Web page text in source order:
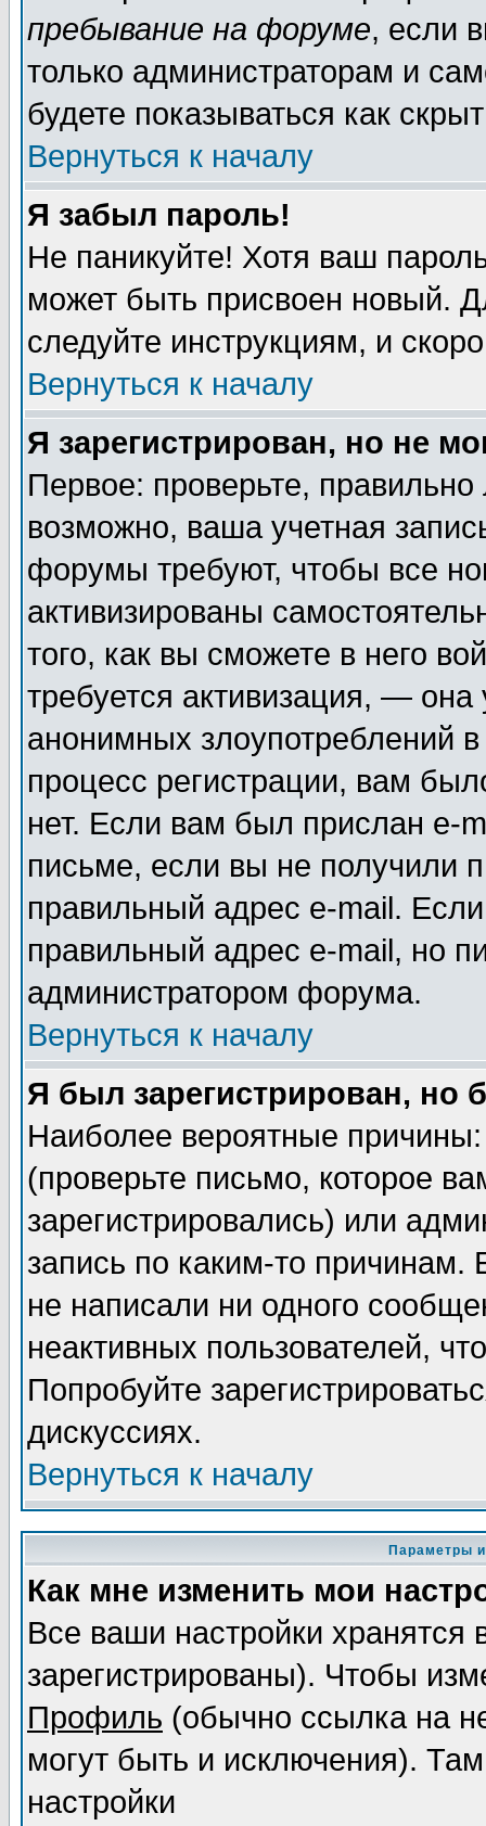
пребывание на форуме, если
только администраторам и
будете показываться как
Вернуться к началу
Я забыл пароль!
Не паникуйте! Хотя ваш
может быть присвоен новый.
следуйте инструкциям, и
Вернуться к началу
Я зарегистрирован, но не
Первое: проверьте,
возможно, ваша учетная
форумы требуют, чтобы все
активизированы
того, как вы сможете в него
требуется активизация, —
анонимных злоупотреблений
процесс регистрации, вам
нет. Если вам был прислан e-
письме, если вы не получили
правильный адрес e-mail.
правильный адрес e-mail, но
администратором форума.
Вернуться к началу
Я был зарегистрирован, но
Наиболее вероятные
(проверьте письмо, которое
зарегистрировались) или
запись по каким-то
не написали ни одного
неактивных пользователей,
Попробуйте
дискуссиях.
Вернуться к началу
Параметры
Как мне изменить мои
Все ваши настройки
зарегистрированы). Чтобы
Профиль (обычно ссылка на
могут быть и исключения).
настройки